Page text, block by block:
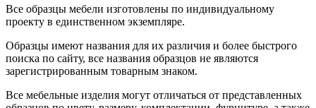
Все образцы мебели изготовлены по индивидуальному
проекту в единственном экземпляре.
Образцы имеют названия для их различия и более быстрого
поиска по сайту, все названия образцов не являются
зарегистрированным товарным знаком.
Все мебельные изделия могут отличаться от представленных